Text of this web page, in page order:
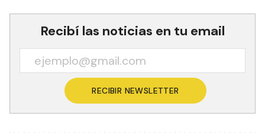
Recibí las noticias en tu email
RECIBIR NEWSLETTER